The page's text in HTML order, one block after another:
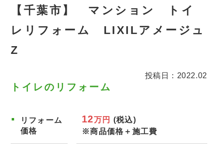
【千葉市】 マンション トイ
レリフォーム LIXILアメージュ
Z
投稿日：2022.02
トイレのリフォーム
リフォーム
価格
12万円 (税込)
※商品価格＋施工費